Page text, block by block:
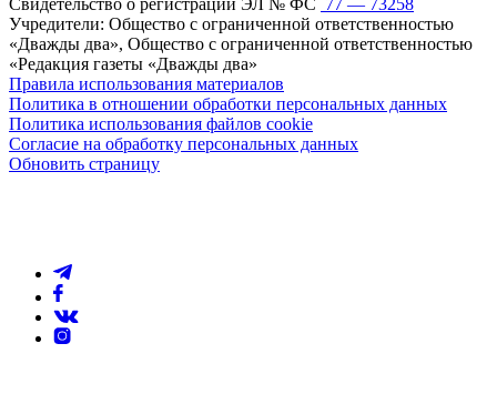
Свидетельство о регистрации ЭЛ № ФС 77 — 73258
Учредители: Общество с ограниченной ответственностью
«Дважды два», Общество с ограниченной ответственностью
«Редакция газеты «Дважды два»
Правила использования материалов
Политика в отношении обработки персональных данных
Политика использования файлов cookie
Согласие на обработку персональных данных
Обновить страницу